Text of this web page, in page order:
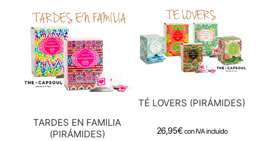
TARDES EN FAMILIA
(PIRÁMIDES)
TÉ LOVERS (PIRÁMIDES)
26,95€ con IVA incluido